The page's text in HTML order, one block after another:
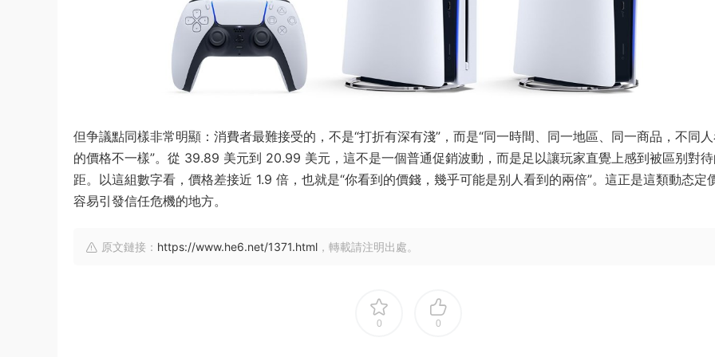
但争議點同樣非常明顯：消費者最難接受的，不是“打折有深有淺”，而是“同一時間、同一地區、同一商品，不同
的價格不一樣”。從 39.89 美元到 20.99 美元，這不是一個普通促銷波動，而是足以讓玩家直覺上感到被區别對
距。以這組數字看，價格差接近 1.9 倍，也就是“你看到的價錢，幾乎可能是别人看到的兩倍”。這正是這類動态定
容易引發信任危機的地方。
原文鏈接： https://www.he6.net/1371.html ，轉載請注明出處。
0 0